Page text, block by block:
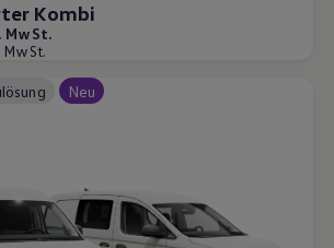
Kombi
MwSt.
MwSt.
Neu